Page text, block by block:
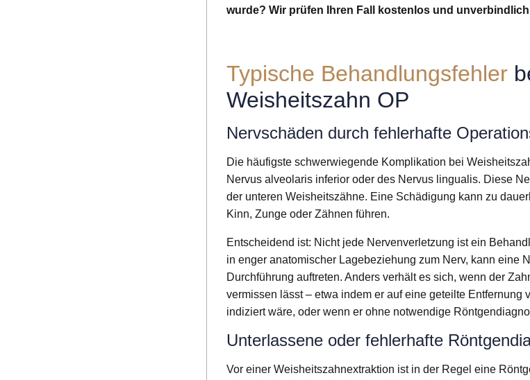
wurde? Wir prüfen Ihren Fall kostenlos und unverbindlich
Typische Behandlungsfehler
Weisheitszahn OP
Nervschäden durch fehlerhafte
Die häufigste schwerwiegende Komplikation bei
Nervus alveolaris inferior oder des Nervus lingualis. Diese
der unteren Weisheitszähne. Eine Schädigung kann zu
Kinn, Zunge oder Zähnen führen.
Entscheidend ist: Nicht jede Nervenverletzung ist ein
in enger anatomischer Lagebeziehung zum Nerv, kann eine
Durchführung auftreten. Anders verhält es sich, wenn der
vermissen lässt – etwa indem er auf eine geteilte Entfernung
indiziert wäre, oder wenn er ohne notwendige
Unterlassene oder fehlerhafte
Vor einer Weisheitszahnextraktion ist in der Regel eine